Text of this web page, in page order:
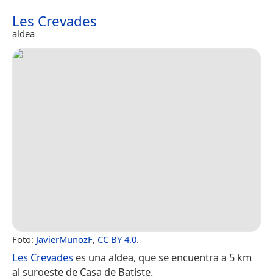
Les Crevades
aldea
Foto: JavierMunozF, CC BY 4.0.
Les Crevades es una aldea, que se encuentra a 5 km
al suroeste de Casa de Batiste.